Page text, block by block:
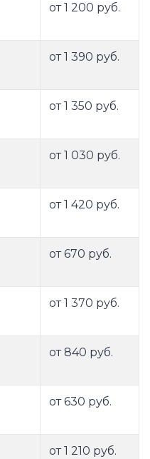
от 1 200 руб.
от 1 390 руб.
от 1 350 руб.
от 1 030 руб.
от 1 420 руб.
от 670 руб.
от 1 370 руб.
от 840 руб.
от 630 руб.
от 1 210 руб.